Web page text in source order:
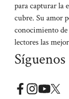
para capturar la
cubre. Su amor
conocimiento de
lectores las
Síguenos